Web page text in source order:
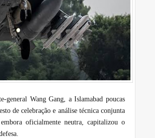
general Wang Gang, a Islamabad poucas
de celebração e análise técnica conjunta
oficialmente neutra, capitalizou o